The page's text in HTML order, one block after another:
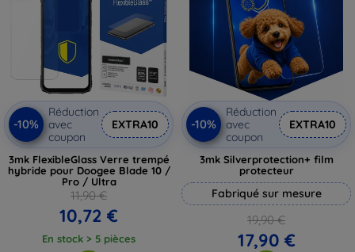
-10%
Réduction
avec
coupon
EXTRA10
3mk FlexibleGlass Verre trempé
hybride pour Doogee Blade 10 /
Pro / Ultra
11,90 €
10,72 €
En stock > 5 pièces
-10%
Réduction
avec
coupon
EXTRA10
3mk Silverprotection+ film
protecteur
Fabriqué sur mesure
19,90 €
17,90 €